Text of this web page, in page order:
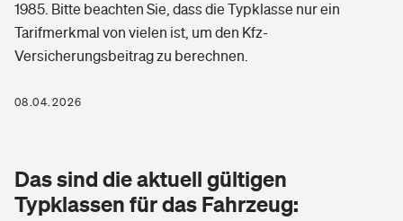
Arbeitsrechtsschutz
Berufshaftpflichtversicherung
Zur Übersicht
Tools
Glasversicherung
Pri­vate Haft­pflicht­
Kinderunfall­ver­si­che­rung
Gesundheit
Private Krankenversicherung
Dread-Disease-Versicherung
1985. Bitte beachten Sie, dass die Typklasse nur ein
Tarifmerkmal von vielen ist, um den Kfz-
Versicherungsbeitrag zu berechnen.
08.04.2026
Das sind die aktuell gültigen
Typklassen für das Fahrzeug: